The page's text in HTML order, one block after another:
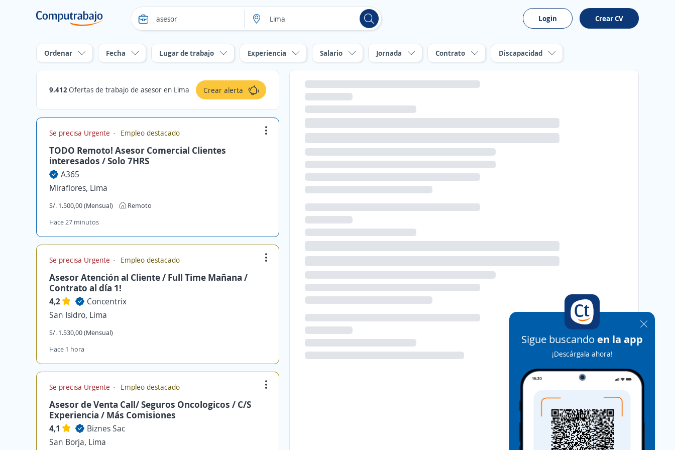
Login Crear CV
Ordenar Fecha Lugar de trabajo Experiencia Salario Jornada Contrato Discapacidad
9.412Ofertas de trabajo de asesor en Lima Crear alerta
Se precisa Urgente Empleo destacado
TODO Remoto! Asesor Comercial Clientes
interesados / Solo 7HRS
A365
Miraflores, Lima
S/. 1.500,00 (Mensual)
Remoto
Hace 27 minutos
Se precisa Urgente Empleo destacado
Asesor Atención al Cliente / Full Time Mañana /
Contrato al día 1!
4,2
Concentrix
San Isidro, Lima
S/. 1.530,00 (Mensual)
Hace 1 hora
Se precisa Urgente Empleo destacado
Asesor de Venta Call/ Seguros Oncologicos / C/S
Experiencia / Más Comisiones
4,1
Biznes Sac
San Borja, Lima
Sigue buscando en la app
¡Descárgala ahora!